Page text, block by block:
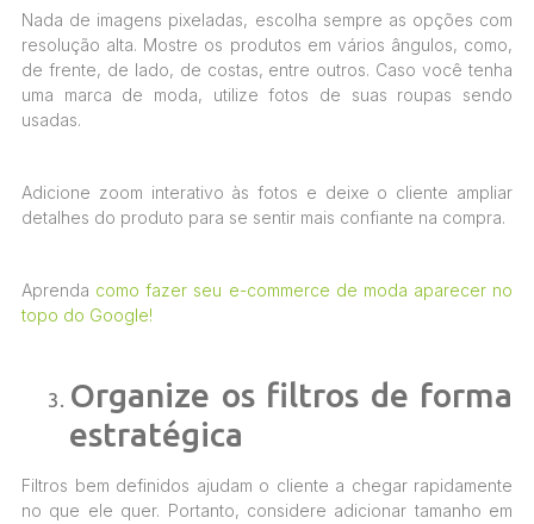
Nada de imagens pixeladas, escolha sempre as opções com
resolução alta. Mostre os produtos em vários ângulos, como,
de frente, de lado, de costas, entre outros. Caso você tenha
uma marca de moda, utilize fotos de suas roupas sendo
usadas.
Adicione zoom interativo às fotos e deixe o cliente ampliar
detalhes do produto para se sentir mais confiante na compra.
Aprenda como fazer seu e-commerce de moda aparecer no
topo do Google!
Organize os filtros de forma
estratégica
Filtros bem definidos ajudam o cliente a chegar rapidamente
no que ele quer. Portanto, considere adicionar tamanho em